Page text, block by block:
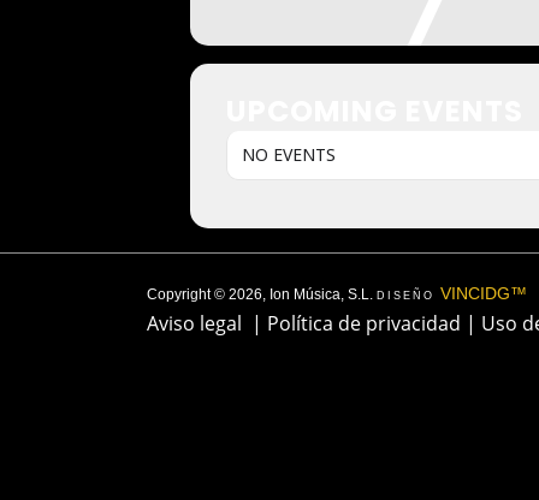
NO EVENTS
Copyright © 2026, Ion Música, S.L. DISEÑO VINCIDG™
Aviso legal | Política de privacidad | Uso